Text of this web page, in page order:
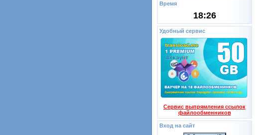
Время
18:26
Удобный сервис
Сервис выпрямления ссылок
файлообменников
Вход на сайт